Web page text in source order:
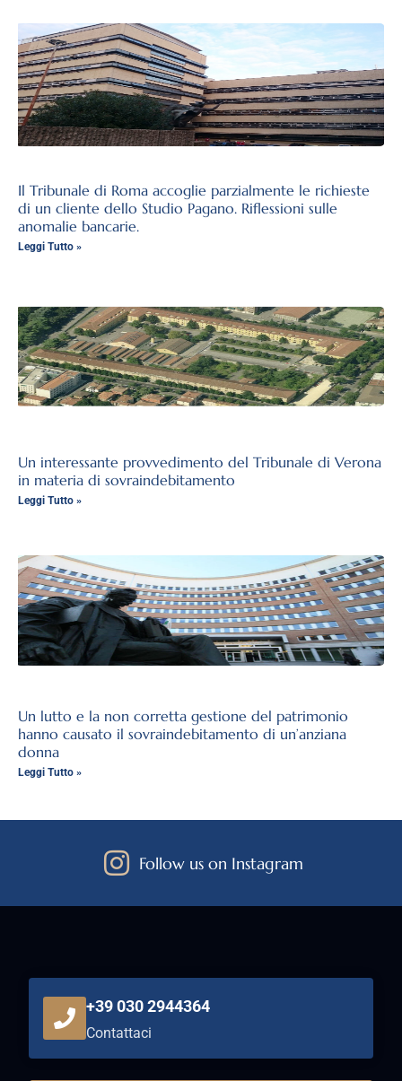
Il Tribunale di Roma accoglie parzialmente le richieste
di un cliente dello Studio Pagano. Riflessioni sulle
anomalie bancarie.
Leggi Tutto »
Un interessante provvedimento del Tribunale di Verona
in materia di sovraindebitamento
Leggi Tutto »
Un lutto e la non corretta gestione del patrimonio
hanno causato il sovraindebitamento di un’anziana
donna
Leggi Tutto »
Follow us on Instagram
+39 030 2944364
Contattaci